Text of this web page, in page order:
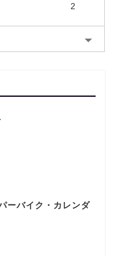
2
ーバイク・カレンダ